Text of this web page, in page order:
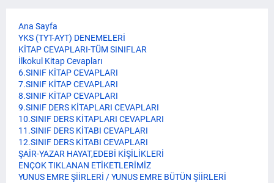
Ana Sayfa
YKS (TYT-AYT) DENEMELERİ
KİTAP CEVAPLARI-TÜM SINIFLAR
İlkokul Kitap Cevapları
6.SINIF KİTAP CEVAPLARI
7.SINIF KİTAP CEVAPLARI
8.SINIF KİTAP CEVAPLARI
9.SINIF DERS KİTAPLARI CEVAPLARI
10.SINIF DERS KİTAPLARI CEVAPLARI
11.SINIF DERS KİTABI CEVAPLARI
12.SINIF DERS KİTABI CEVAPLARI
ŞAİR-YAZAR HAYAT,EDEBİ KİŞİLİKLERİ
ENÇOK TIKLANAN ETİKETLERİMİZ
YUNUS EMRE ŞİİRLERİ / YUNUS EMRE BÜTÜN ŞİİRLERİ